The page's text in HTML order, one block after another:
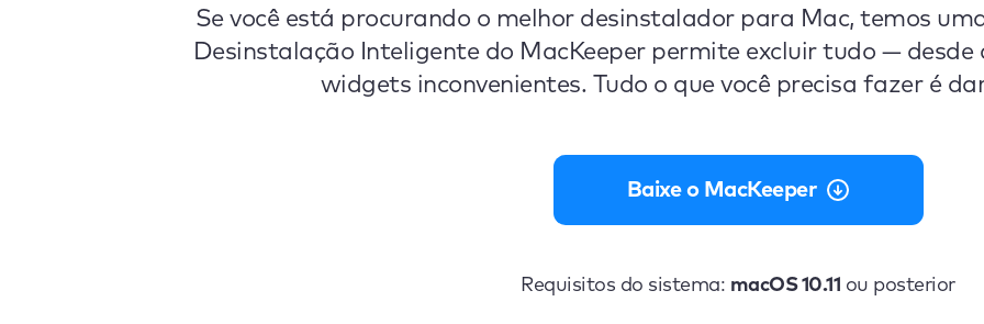
Se você está procurando o melhor desinstalador para Mac, temos
Desinstalação Inteligente do MacKeeper permite excluir tudo —
widgets inconvenientes. Tudo o que você precisa fazer é
Baixe o MacKeeper
Requisitos do sistema: macOS 10.11 ou posterior